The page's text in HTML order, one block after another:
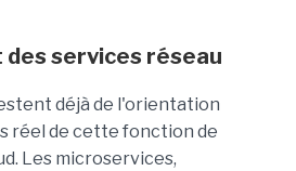
des services réseau
déjà de l'orientation
réel de cette fonction de
Les microservices,